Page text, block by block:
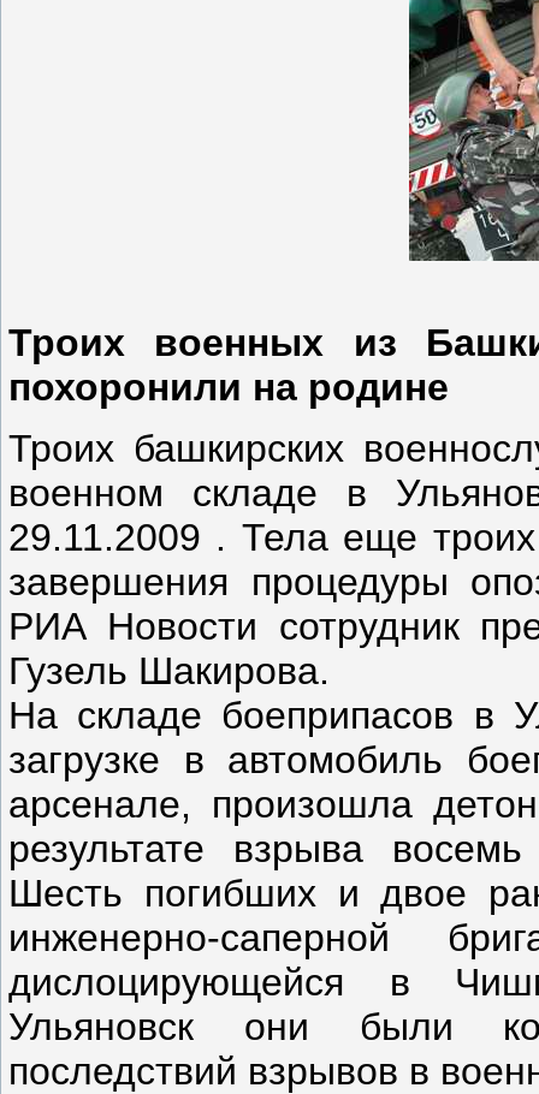
Троих военных из
похоронили на родине
Троих башкирских
военном складе в
29.11.2009 . Тела еще
завершения процедуры
РИА Новости сотрудник
Гузель Шакирова.
На складе боеприпасов в
загрузке в автомобиль
арсенале, произошла
результате взрыва
Шесть погибших и двое
инженерно-саперной
дислоцирующейся в
Ульяновск они были
последствий взрывов в